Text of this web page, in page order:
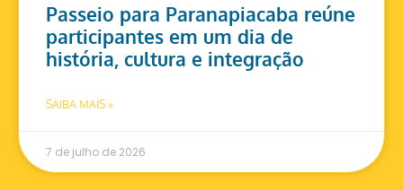
Passeio para Paranapiacaba reúne
participantes em um dia de
história, cultura e integração
SAIBA MAIS »
7 de julho de 2026